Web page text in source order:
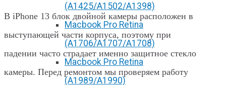
(А1425/A1502/A1398)
Macbook Pro Retina
(А1706/A1707/A1708)
Macbook Pro Retina
(А1989/A1990)
В iPhone 13 блок двойной камеры расположен в
выступающей части корпуса, поэтому при
падении часто страдает именно защитное стекло
камеры. Перед ремонтом мы проверяем работу